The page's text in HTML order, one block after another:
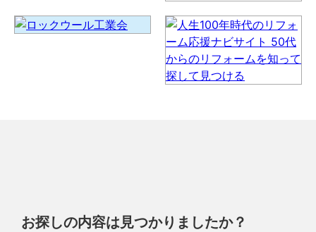
お探しの内容は見つかりましたか？